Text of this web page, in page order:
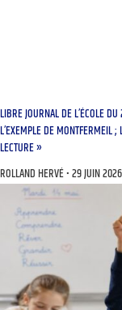
LIBRE JOURNAL DE L’ÉCOLE
L’EXEMPLE DE MONTFERMEIL
LECTURE »
ROLLAND HERVÉ 29 JUIN 2026